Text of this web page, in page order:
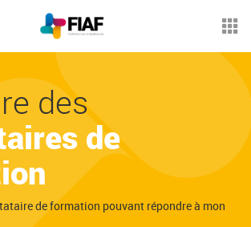
des
de
de formation pouvant répondre à mon